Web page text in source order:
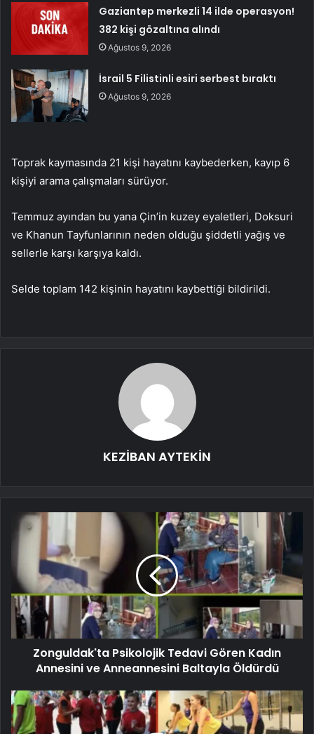
Gaziantep merkezli 14 ilde operasyon!
382 kişi gözaltına alındı
Ağustos 9, 2026
İsrail 5 Filistinli esiri serbest bıraktı
Ağustos 9, 2026
Toprak kaymasında 21 kişi hayatını kaybederken, kayıp 6
kişiyi arama çalışmaları sürüyor.
Temmuz ayından bu yana Çin’in kuzey eyaletleri, Doksuri
ve Khanun Tayfunlarının neden olduğu şiddetli yağış ve
sellerle karşı karşıya kaldı.
Selde toplam 142 kişinin hayatını kaybettiği bildirildi.
KEZİBAN AYTEKİN
Zonguldak'ta Psikolojik Tedavi Gören Kadın
Annesini ve Anneannesini Baltayla Öldürdü